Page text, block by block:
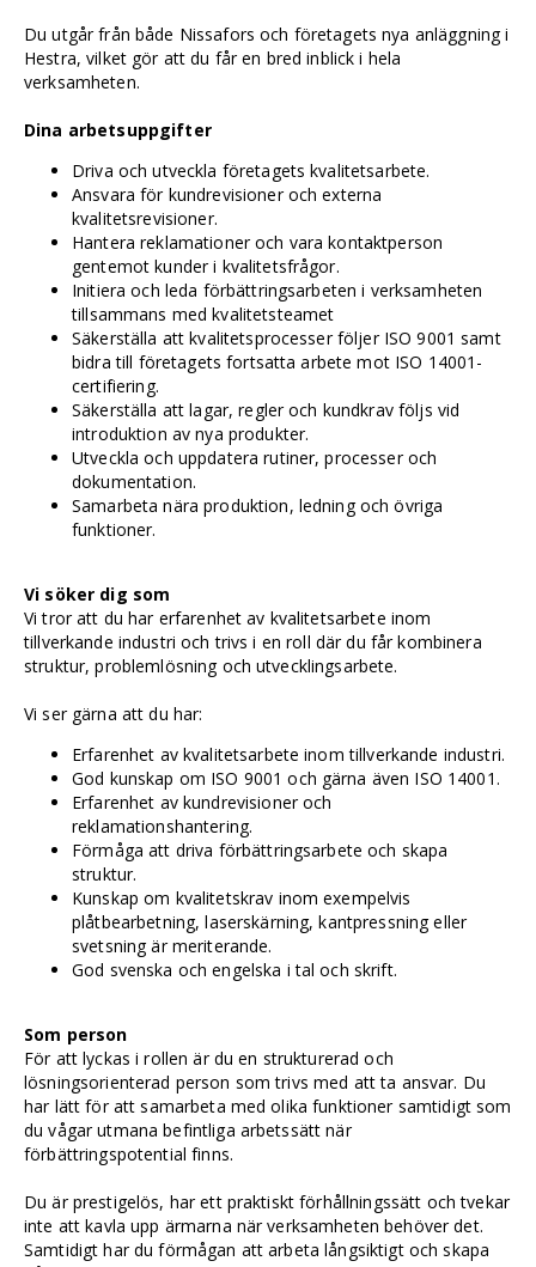
Du utgår från både Nissafors och företagets nya anläggning i
Hestra, vilket gör att du får en bred inblick i hela
verksamheten.
Dina arbetsuppgifter
Driva och utveckla företagets kvalitetsarbete.
Ansvara för kundrevisioner och externa
kvalitetsrevisioner.
Hantera reklamationer och vara kontaktperson
gentemot kunder i kvalitetsfrågor.
Initiera och leda förbättringsarbeten i verksamheten
tillsammans med kvalitetsteamet
Säkerställa att kvalitetsprocesser följer ISO 9001 samt
bidra till företagets fortsatta arbete mot ISO 14001-
certifiering.
Säkerställa att lagar, regler och kundkrav följs vid
introduktion av nya produkter.
Utveckla och uppdatera rutiner, processer och
dokumentation.
Samarbeta nära produktion, ledning och övriga
funktioner.
Vi söker dig som
Vi tror att du har erfarenhet av kvalitetsarbete inom
tillverkande industri och trivs i en roll där du får kombinera
struktur, problemlösning och utvecklingsarbete.
Vi ser gärna att du har:
Erfarenhet av kvalitetsarbete inom tillverkande industri.
God kunskap om ISO 9001 och gärna även ISO 14001.
Erfarenhet av kundrevisioner och
reklamationshantering.
Förmåga att driva förbättringsarbete och skapa
struktur.
Kunskap om kvalitetskrav inom exempelvis
plåtbearbetning, laserskärning, kantpressning eller
svetsning är meriterande.
God svenska och engelska i tal och skrift.
Som person
För att lyckas i rollen är du en strukturerad och
lösningsorienterad person som trivs med att ta ansvar. Du
har lätt för att samarbeta med olika funktioner samtidigt som
du vågar utmana befintliga arbetssätt när
förbättringspotential finns.
Du är prestigelös, har ett praktiskt förhållningssätt och tvekar
inte att kavla upp ärmarna när verksamheten behöver det.
Samtidigt har du förmågan att arbeta långsiktigt och skapa